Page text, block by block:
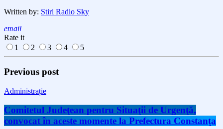
Written by: Stiri Radio Sky
email
Rate it
1
2 3 4 5
Previous post
Administrație
Comitetul Judeţean pentru Situaţii de Urgenţă,
convocat în aceste momente la Prefectura Constanţa